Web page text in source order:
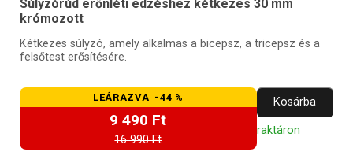
Súlyzórúd erőnléti edzéshez kétkezes 30 mm
krómozott
Kétkezes súlyzó, amely alkalmas a bicepsz, a tricepsz és a
felsőtest erősítésére.
LEÁRAZVA -44 %
9 490 Ft
16 990 Ft
Kosárba
raktáron